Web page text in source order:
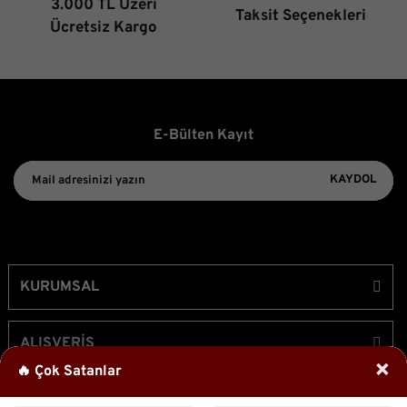
🔥 Çok Satanlar ×
3.000 TL Üzeri
Ücretsiz Kargo
Taksit Seçenekleri
E-Bülten Kayıt
KAYDOL
KURUMSAL
ALIŞVERİŞ
ÜYELİK